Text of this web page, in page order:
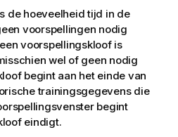
de hoeveelheid tijd in de
voorspellingen nodig
voorspellingskloof is
wel of geen nodig
begint aan het einde van
trainingsgegevens die
begint
eindigt.